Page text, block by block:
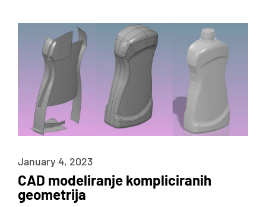
January 4, 2023
CAD modeliranje kompliciranih
geometrija